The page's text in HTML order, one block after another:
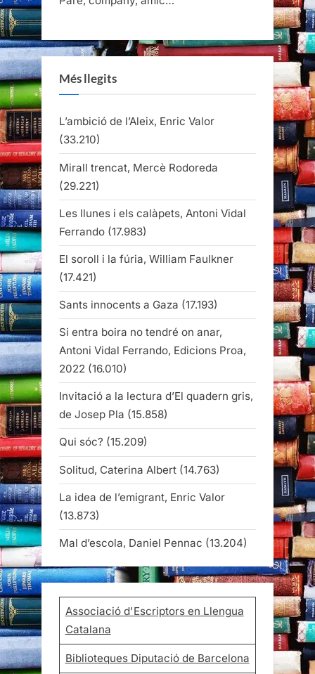
Més llegits
L’ambició de l’Aleix, Enric Valor
(33.210)
Mirall trencat, Mercè Rodoreda
(29.221)
Les llunes i els calàpets, Antoni Vidal
Ferrando (17.983)
El soroll i la fúria, William Faulkner
(17.421)
Sants innocents a Gaza (17.193)
Si entra boira no tendré on anar,
Antoni Vidal Ferrando, Edicions Proa,
2022 (16.010)
Invitació a la lectura d’El quadern gris,
de Josep Pla (15.858)
Qui sóc? (15.209)
Solitud, Caterina Albert (14.763)
La idea de l’emigrant, Enric Valor
(13.873)
Mal d’escola, Daniel Pennac (13.204)
Associació d'Escriptors en Llengua
Catalana
Biblioteques Diputació de Barcelona